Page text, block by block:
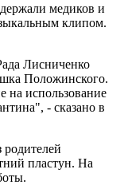
медиков и
клипом.
Лисниченко
Положинского.
на использование
- сказано в
родителей
пластун. На